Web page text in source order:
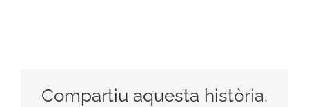
Compartiu aquesta història.